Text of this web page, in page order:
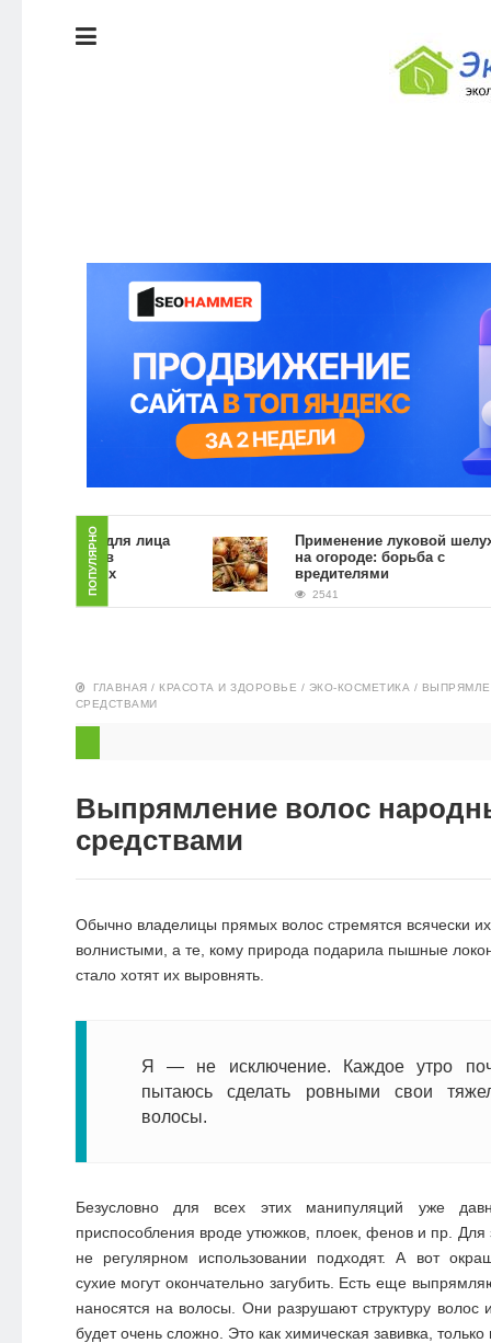
ЭКОЛОГИЯ
СТИЛЬ
ДОМА
КРАСОТА И
ПИТАНИЕ
НОВОСТИ
ПОПУЛЯРНО
скраб для лица
Применение луковой шелухи
на огороде: борьба с
вредителями
2541
ГЛАВНАЯ / КРАСОТА И ЗДОРОВЬЕ / ЭКО-КОСМЕТИКА /
СРЕДСТВАМИ
Выпрямление волос
средствами
Обычно владелицы прямых волос стремятся всячески
волнистыми, а те, кому природа подарила пышные
стало хотят их выровнять.
Я — не исключение. Каждое утро
пытаюсь сделать ровными свои
волосы.
Безусловно для всех этих манипуляций уже
приспособления вроде утюжков, плоек, фенов и пр.
не регулярном использовании подходят. А вот
сухие могут окончательно загубить. Есть еще
наносятся на волосы. Они разрушают структуру волос
будет очень сложно. Это как химическая завивка, только